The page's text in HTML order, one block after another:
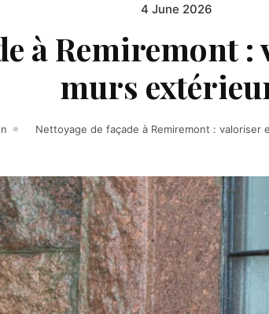
Posted
4 June 2026
à Remiremont
murs
Nettoyage de façade à Remiremont :